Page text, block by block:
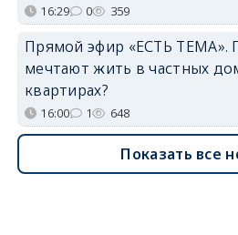
16:29 0 359
Прямой эфир «ЕСТЬ ТЕМА».
мечтают жить в частных
квартирах?
16:00 1 648
Показать все